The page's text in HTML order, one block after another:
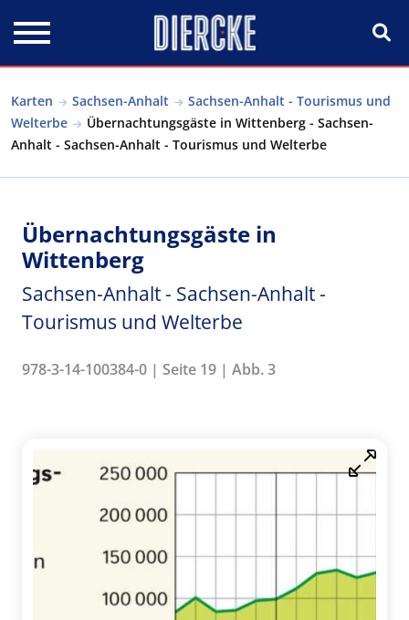
Karten Sachsen-Anhalt
Sachsen-Anhalt - Tourismus und
Welterbe
Übernachtungsgäste in Wittenberg - Sachsen-
Anhalt - Sachsen-Anhalt - Tourismus und Welterbe
Übernachtungsgäste in
Wittenberg
Sachsen-Anhalt - Sachsen-Anhalt -
Tourismus und Welterbe
978-3-14-100384-0 | Seite 19 | Abb. 3